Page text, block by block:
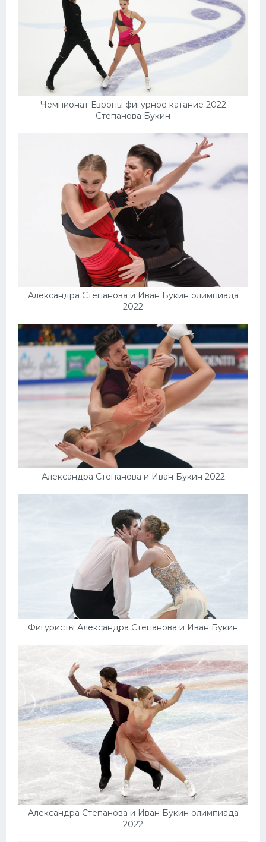
Чемпионат Европы фигурное катание 2022
Степанова Букин
Александра Степанова и Иван Букин олимпиада
2022
Александра Степанова и Иван Букин 2022
Фигуристы Александра Степанова и Иван Букин
Александра Степанова и Иван Букин олимпиада
2022